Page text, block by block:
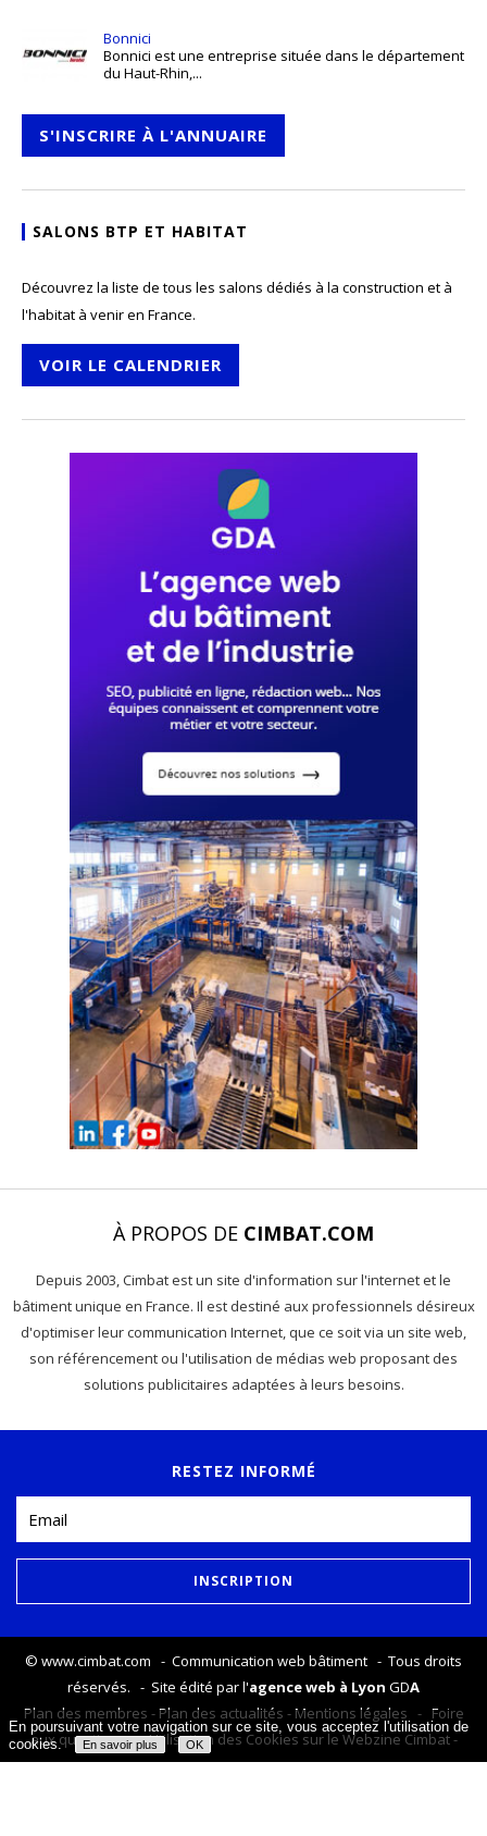
Bonnici
Bonnici est une entreprise située dans le département
du Haut-Rhin,...
S'INSCRIRE À L'ANNUAIRE
SALONS BTP ET HABITAT
Découvrez la liste de tous les salons dédiés à la construction et à
l'habitat à venir en France.
VOIR LE CALENDRIER
À PROPOS DE CIMBAT.COM
Depuis 2003, Cimbat est un site d'information sur l'internet et le
bâtiment unique en France. Il est destiné aux professionnels désireux
d'optimiser leur communication Internet, que ce soit via un site web,
son référencement ou l'utilisation de médias web proposant des
solutions publicitaires adaptées à leurs besoins.
RESTEZ INFORMÉ
© www.cimbat.com - Communication web bâtiment - Tous droits
réservés. - Site édité par l'agence web à Lyon GDA
Plan des membres -Plan des actualités -Mentions légales - Foire
aux questions-Utilisation des Cookies sur le Webzine Cimbat-
En poursuivant votre navigation sur ce site, vous acceptez l'utilisation de
cookies.
En savoir plus OK